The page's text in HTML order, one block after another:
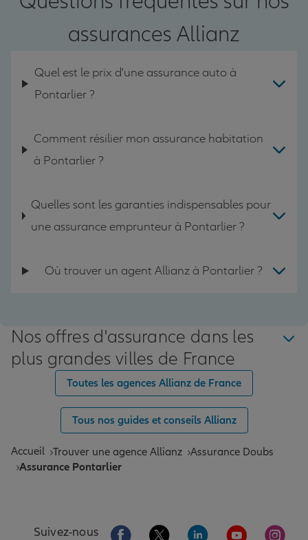
assurances Allianz
Quel est le prix d'une assurance auto à
Pontarlier ?
Comment résilier mon assurance habitation
à Pontarlier ?
Quelles sont les garanties indispensables pour
une assurance emprunteur à Pontarlier ?
Où trouver un agent Allianz à Pontarlier ?
Nos offres d'assurance dans les
plus grandes villes de France
Toutes les agences Allianz de France
Tous nos guides et conseils Allianz
Accueil Trouver une agence Allianz Assurance Doubs
Assurance Pontarlier
Suivez-nous Aller sur la page Facebook de Allianz
Aller sur la page Twitter de
Aller sur la page
Aller sur la
Aller